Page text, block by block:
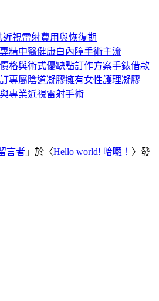
視雷射費用與恢復期
精中醫健康白內障手術主流
格與術式優缺點訂作方案手錶借款
專屬陰道凝膠擁有女性護理凝膠
專業近視雷射手術
言者 」於〈Hello world! 哈囉！ 〉發